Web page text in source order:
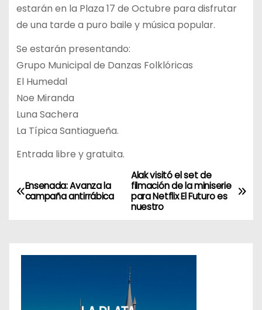
estarán en la Plaza 17 de Octubre para disfrutar
de una tarde a puro baile y música popular.
Se estarán presentando:
Grupo Municipal de Danzas Folklóricas
El Humedal
Noe Miranda
Luna Sachera
La Típica Santiagueña.
Entrada libre y gratuita.
N
a
e
Alak visitó el set de
filmación de la miniserie
para Netflix El Futuro es
nuestro
Ensenada: Avanza la
campaña antirrábica